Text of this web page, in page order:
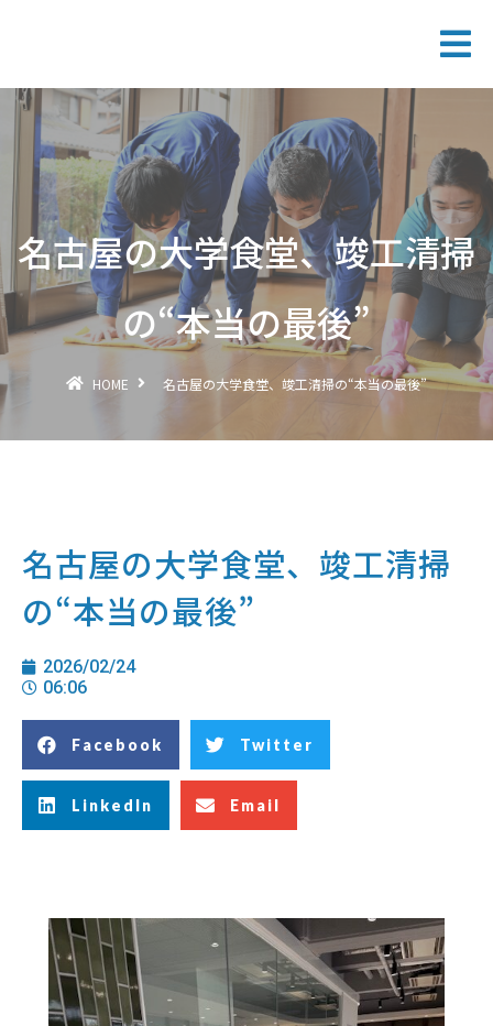
名古屋の大学食堂、竣工清掃
の“本当の最後”
HOME 名古屋の大学食堂、竣工清掃の“本当の最後”
名古屋の大学食堂、竣工清掃
の“本当の最後”
2026/02/24
06:06
Facebook Twitter
LinkedIn Email